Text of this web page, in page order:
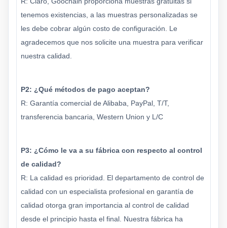
tenemos existencias, a las muestras personalizadas se
les debe cobrar algún costo de configuración. Le
agradecemos que nos solicite una muestra para verificar
nuestra calidad.
P2: ¿Qué métodos de pago aceptan?
R: Garantía comercial de Alibaba, PayPal, T/T,
transferencia bancaria, Western Union y L/C
P3: ¿Cómo le va a su fábrica con respecto al control
de calidad?
R: La calidad es prioridad. El departamento de control de
calidad con un especialista profesional en garantía de
calidad otorga gran importancia al control de calidad
desde el principio hasta el final. Nuestra fábrica ha